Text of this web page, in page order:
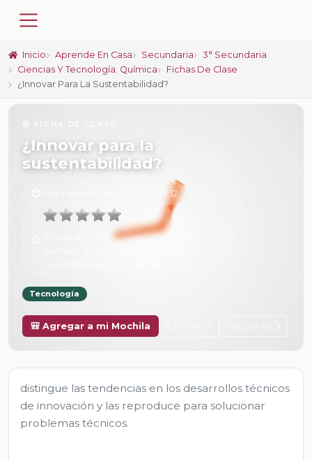
Inicio Aprende En Casa Secundaria
3° Secundaria
Ciencias Y Tecnología. Química
Fichas De Clase
¿Innovar Para La Sustentabilidad?
¿Innovar para la
sustentabilidad?
6 de Febrero de 2025 a las 17:12
Tecnología
🎒 Agregar a mi Mochila
distingue las tendencias en los desarrollos técnicos
de innovación y las reproduce para solucionar
problemas técnicos.